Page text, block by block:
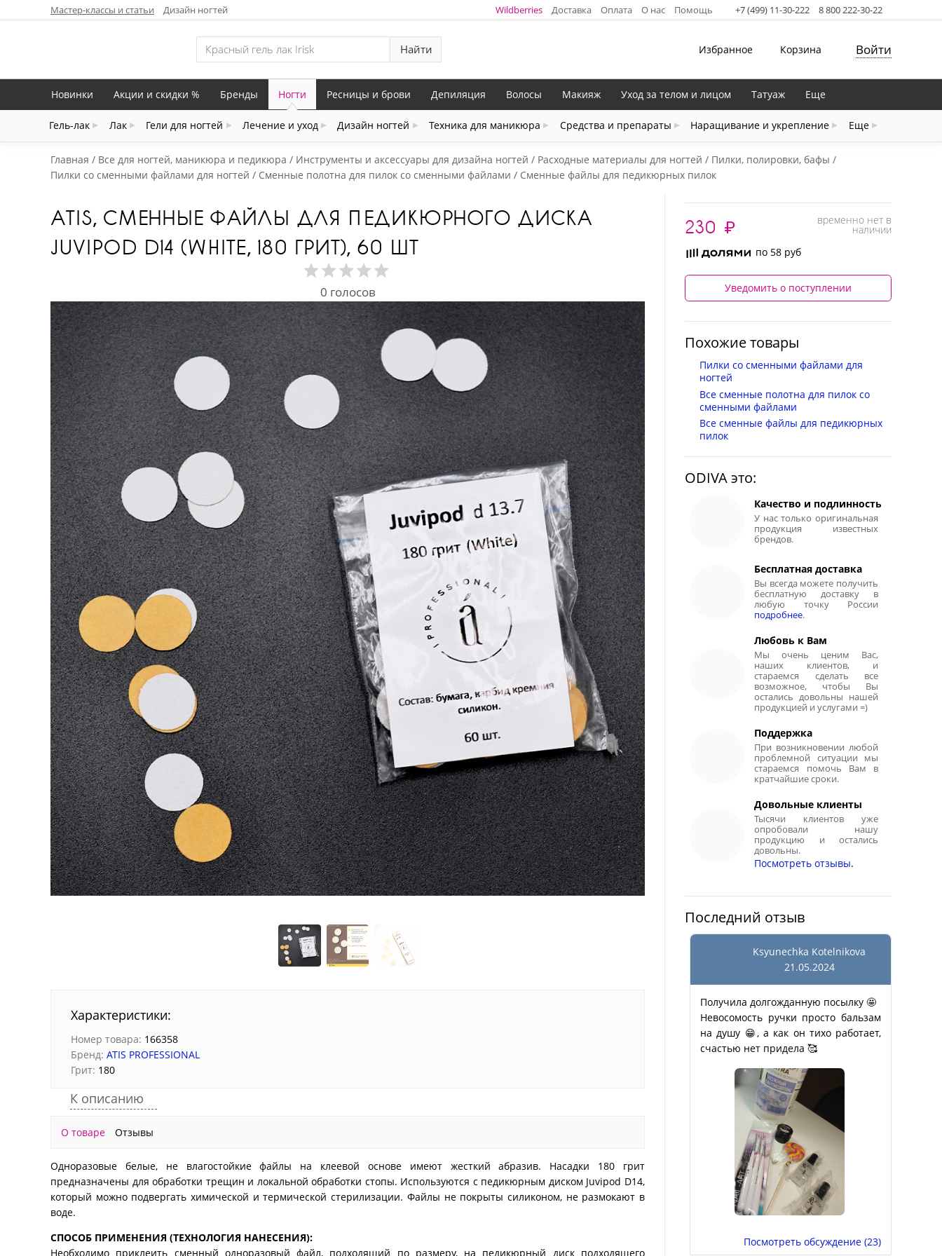
Мастер-классы и статьи Дизайн ногтей Wildberries Доставка Оплата О нас Помощь +7 (499) 11-30-222 8 800 222-30-22
Найти Избранное Корзина Войти
Новинки Акции и скидки % Бренды Ногти
Гель-лак Лак Гели для ногтей Лечение и уход Дизайн ногтей Техника для маникюра Средства и препараты Наращивание и укрепление Еще
Ресницы и брови Депиляция Волосы Макияж Уход за телом и лицом Татуаж Еще
Главная Все для ногтей, маникюра и педикюра Инструменты и аксессуары для дизайна ногтей Расходные материалы для ногтей
Пилки, полировки, бафы
Пилки со сменными файлами для ногтей
Сменные полотна для пилок со сменными файлами Сменные файлы для педикюрных пилок
ATIS, СМЕННЫЕ ФАЙЛЫ ДЛЯ ПЕДИКЮРНОГО ДИСКА
JUVIPOD D14 (WHITE, 180 ГРИТ), 60 ШТ
0 голосов
Характеристики:
Номер товара: 166358
Бренд: ATIS PROFESSIONAL
Грит: 180
К описанию
О товаре Отзывы
Одноразовые белые, не влагостойкие файлы на клеевой основе имеют жесткий абразив. Насадки 180 грит
предназначены для обработки трещин и локальной обработки стопы. Используются с педикюрным диском Juvipod D14,
который можно подвергать химической и термической стерилизации. Файлы не покрыты силиконом, не размокают в
воде.
СПОСОБ ПРИМЕНЕНИЯ (ТЕХНОЛОГИЯ НАНЕСЕНИЯ):
Необходимо приклеить сменный одноразовый файл, подходящий по размеру, на педикюрный диск подходящего
230 ₽ временно нет в
наличии
по 58 руб
Уведомить о поступлении
Похожие товары
Пилки со сменными файлами для
ногтей
Все сменные полотна для пилок со
сменными файлами
Все сменные файлы для педикюрных
пилок
ODIVA это:
Качество и подлинность
У нас только оригинальная
продукция известных
брендов.
Бесплатная доставка
Вы всегда можете получить
бесплатную доставку в
любую точку России
подробнее.
Любовь к Вам
Мы очень ценим Вас,
наших клиентов, и
стараемся сделать все
возможное, чтобы Вы
остались довольны нашей
продукцией и услугами =)
Поддержка
При возникновении любой
проблемной ситуации мы
стараемся помочь Вам в
кратчайшие сроки.
Довольные клиенты
Тысячи клиентов уже
опробовали нашу
продукцию и остались
довольны.
Посмотреть отзывы.
Последний отзыв
Ksyunechka Kotelnikova
21.05.2024
Получила долгожданную посылку 🤩
Невосомость ручки просто бальзам
на душу 😁, а как он тихо работает,
счастью нет придела 🥰
Посмотреть обсуждение (23)